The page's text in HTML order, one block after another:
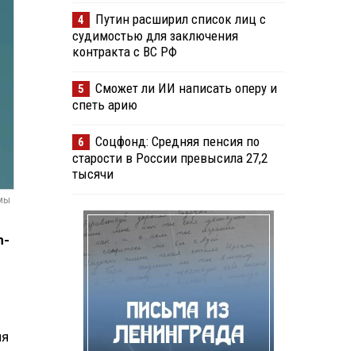
4
Путин расширил список лиц с
судимостью для заключения
контракта с ВС РФ
5
Сможет ли ИИ написать оперу и
спеть арию
6
Соцфонд: Средняя пенсия по
старости в России превысила 27,2
тысячи